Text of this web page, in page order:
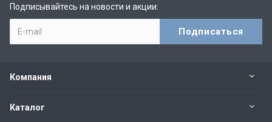
Подписывайтесь на новости и акции:
Компания
Каталог